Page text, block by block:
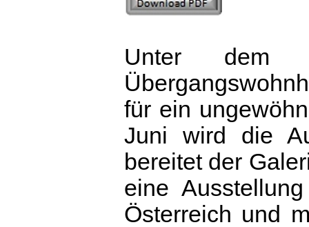
Unter dem
für ein
Juni wird die
bereitet der
eine
Österreich und